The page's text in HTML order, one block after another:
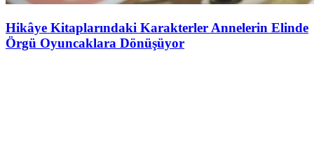
Hikâye Kitaplarındaki Karakterler Annelerin Elinde
Örgü Oyuncaklara Dönüşüyor